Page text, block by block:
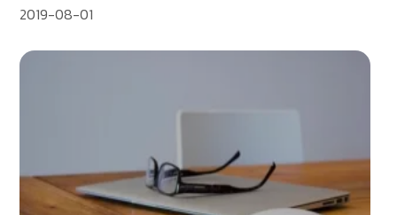
2019-08-01